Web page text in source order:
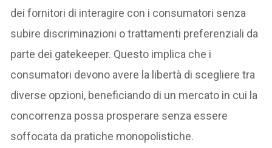
dei fornitori di interagire con i consumatori senza
subire discriminazioni o trattamenti preferenziali da
parte dei gatekeeper. Questo implica che i
consumatori devono avere la libertà di scegliere tra
diverse opzioni, beneficiando di un mercato in cui la
concorrenza possa prosperare senza essere
soffocata da pratiche monopolistiche.